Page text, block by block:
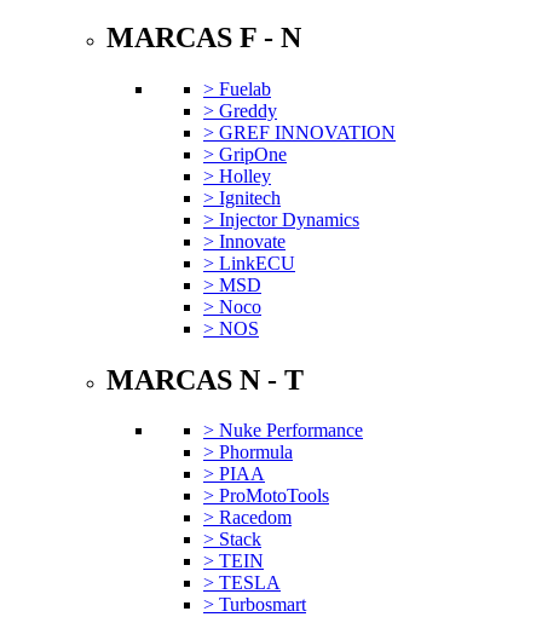
MARCAS F - N
> Fuelab
> Greddy
> GREF INNOVATION
> GripOne
> Holley
> Ignitech
> Injector Dynamics
> Innovate
> LinkECU
> MSD
> Noco
> NOS
MARCAS N - T
> Nuke Performance
> Phormula
> PIAA
> ProMotoTools
> Racedom
> Stack
> TEIN
> TESLA
> Turbosmart